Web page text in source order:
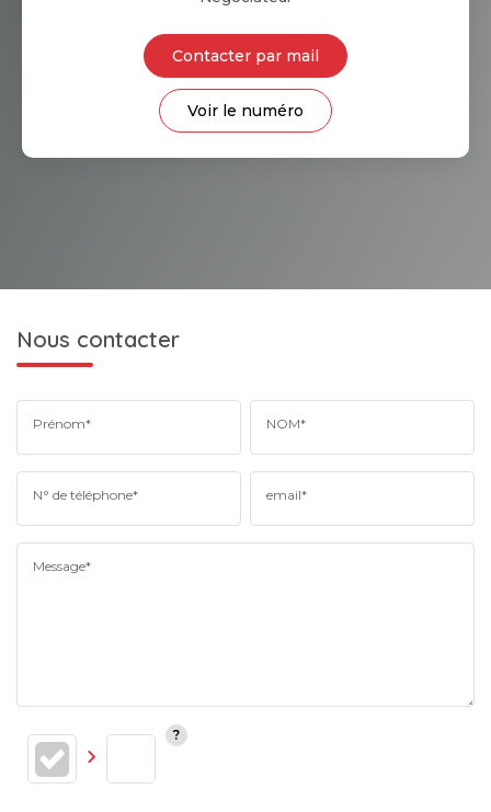
Contacter par mail
Voir le numéro
Nous contacter
Prénom* NOM*
N° de téléphone* email*
Message*